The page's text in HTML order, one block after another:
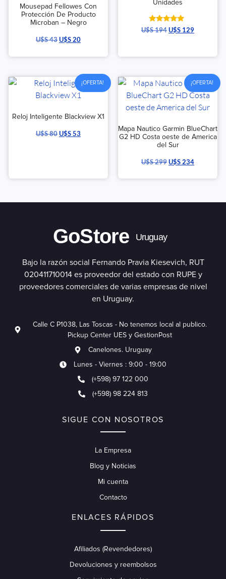
Mousepad Fellowes Con
Protección De Producto
Microban – Negro
U$S43U$S20
Unidades
Valorado
con
U$S194U$S 129
¡OFERTA!
Reloj Inteligente Blackview X1
U$S80U$S53
¡OFERTA!
Mapa Nautico Garmin BlueChart
G2 HD Costa oeste de America
del Sur
U$S299U$S234
GoStore Uruguay
Bajo la razón social Fernando Pravia Kiesevich, RUT
020411710014 es proveedor del estado con RUPE y
proveedores comerciales de varias empresas de nivel
en Uruguay.
Calle C P1038, Las Toscas - No tenemos local al publico.
Pickup Center UES y GestionPost
Canelones. Uruguay
Lunes - Viernes : 9:00 - 19:00
(+598) 97 122 000
(+598) 98 224 813
SIGUE CON NOSOTROS
La Empresa
Blog y Noticias
Mi cuenta
Contacto
ENLACES RÁPIDOS
Afiliados (Revendedores)
Devoluciones y reembolsos